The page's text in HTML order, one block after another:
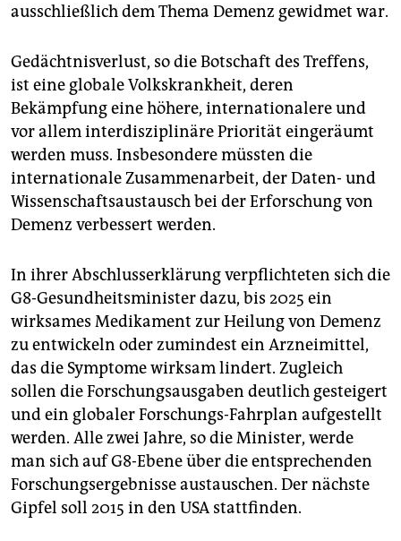
ausschließlich dem Thema Demenz gewidmet war.
Gedächtnisverlust, so die Botschaft des Treffens,
ist eine globale Volkskrankheit, deren
Bekämpfung eine höhere, internationalere und
vor allem interdisziplinäre Priorität eingeräumt
werden muss. Insbesondere müssten die
internationale Zusammenarbeit, der Daten- und
Wissenschaftsaustausch bei der Erforschung von
Demenz verbessert werden.
In ihrer Abschlusserklärung verpflichteten sich die
G8-Gesundheitsminister dazu, bis 2025 ein
wirksames Medikament zur Heilung von Demenz
zu entwickeln oder zumindest ein Arzneimittel,
das die Symptome wirksam lindert. Zugleich
sollen die Forschungsausgaben deutlich gesteigert
und ein globaler Forschungs-Fahrplan aufgestellt
werden. Alle zwei Jahre, so die Minister, werde
man sich auf G8-Ebene über die entsprechenden
Forschungsergebnisse austauschen. Der nächste
Gipfel soll 2015 in den USA stattfinden.